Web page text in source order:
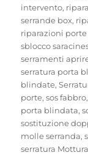
intervento,
serrande box,
riparazioni
sblocco
serramenti
serratura porta
blindate,
porte,sos fabbro
porta blindata,
sostituzione
molle serranda,
serratura Mottura